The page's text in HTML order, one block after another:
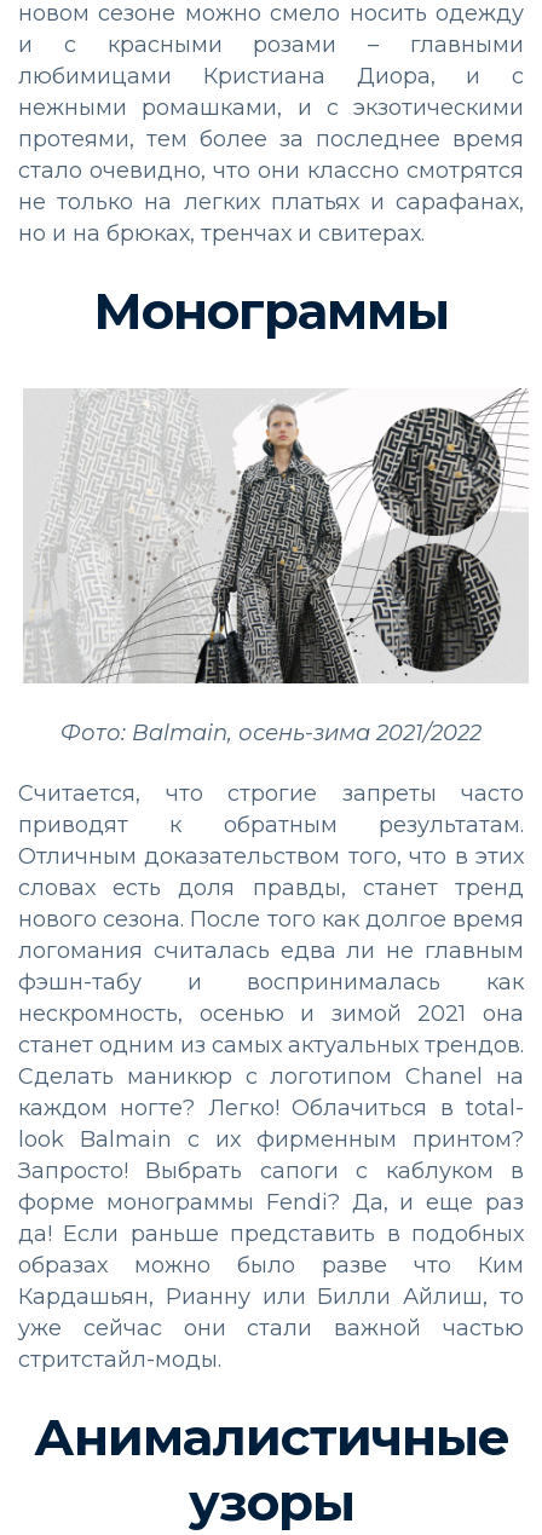
новом сезоне можно смело носить одежду
и с красными розами – главными
любимицами Кристиана Диора, и с
нежными ромашками, и с экзотическими
протеями, тем более за последнее время
стало очевидно, что они классно смотрятся
не только на легких платьях и сарафанах,
но и на брюках, тренчах и свитерах.
Монограммы
Фото: Balmain, осень-зима 2021/2022
Считается, что строгие запреты часто
приводят к обратным результатам.
Отличным доказательством того, что в этих
словах есть доля правды, станет тренд
нового сезона. После того как долгое время
логомания считалась едва ли не главным
фэшн-табу и воспринималась как
нескромность, осенью и зимой 2021 она
станет одним из самых актуальных трендов.
Сделать маникюр с логотипом Chanel на
каждом ногте? Легко! Облачиться в total-
look Balmain с их фирменным принтом?
Запросто! Выбрать сапоги с каблуком в
форме монограммы Fendi? Да, и еще раз
да! Если раньше представить в подобных
образах можно было разве что Ким
Кардашьян, Рианну или Билли Айлиш, то
уже сейчас они стали важной частью
стритстайл-моды.
Анималистичные
узоры